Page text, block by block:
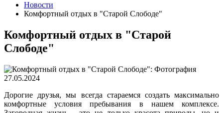
Новости
Комфортный отдых в "Старой Слободе"
Комфортный отдых в "Старой
Слободе"
27.05.2024
Дорогие друзья, мы всегда стараемся создать максимально
комфортные условия пребывания в нашем комплексе.